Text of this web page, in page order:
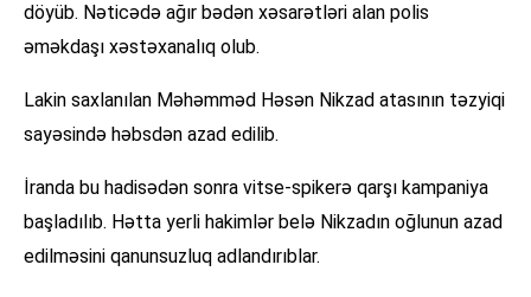
döyüb. Nəticədə ağır bədən xəsarətləri alan polis
əməkdaşı xəstəxanalıq olub.
Lakin saxlanılan Məhəmməd Həsən Nikzad atasının təzyiqi
sayəsində həbsdən azad edilib.
İranda bu hadisədən sonra vitse-spikerə qarşı kampaniya
başladılıb. Hətta yerli hakimlər belə Nikzadın oğlunun azad
edilməsini qanunsuzluq adlandırıblar.